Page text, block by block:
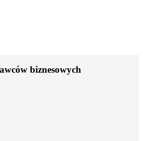
biznesowych